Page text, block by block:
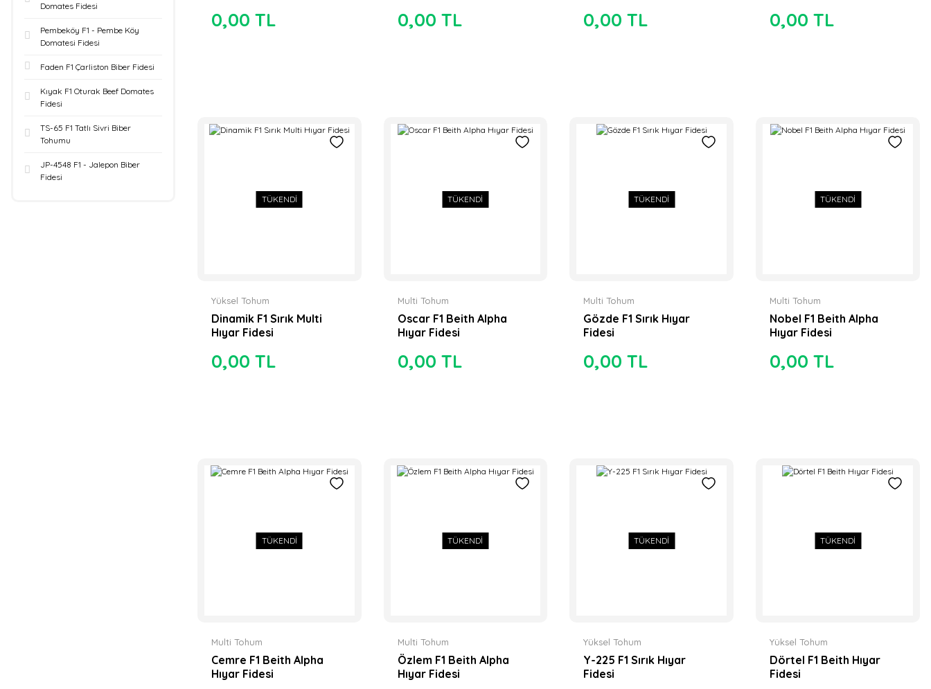
Domates Fidesi
Pembeköy F1 - Pembe Köy
Domatesi Fidesi
Faden F1 Çarliston Biber Fidesi
Kıyak F1 Oturak Beef Domates
Fidesi
TS-65 F1 Tatlı Sivri Biber
Tohumu
JP-4548 F1 - Jalepon Biber
Fidesi
0,00 TL 0,00 TL 0,00 TL 0,00 TL
TÜKENDİ
Yüksel Tohum
Dinamik F1 Sırık Multi
Hıyar Fidesi
0,00 TL
TÜKENDİ
Multi Tohum
Oscar F1 Beith Alpha
Hıyar Fidesi
0,00 TL
TÜKENDİ
Multi Tohum
Gözde F1 Sırık Hıyar
Fidesi
0,00 TL
TÜKENDİ
Multi Tohum
Nobel F1 Beith Alpha
Hıyar Fidesi
0,00 TL
TÜKENDİ
Multi Tohum
Cemre F1 Beith Alpha
Hıyar Fidesi
TÜKENDİ
Multi Tohum
Özlem F1 Beith Alpha
Hıyar Fidesi
TÜKENDİ
Yüksel Tohum
Y-225 F1 Sırık Hıyar
Fidesi
TÜKENDİ
Yüksel Tohum
Dörtel F1 Beith Hıyar
Fidesi